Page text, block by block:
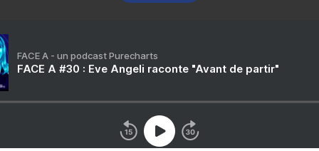
FACE A - un podcast Purecharts
FACE A #30 : Eve Angeli raconte "Avant de partir"